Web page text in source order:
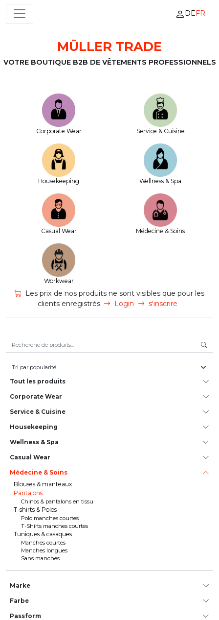
Passer au contenu
NAVIGATION PRINCIPALE DEFR
MÜLLER TRADE
VOTRE BOUTIQUE B2B DE VÊTEMENTS PROFESSIONNELS
Corporate Wear Service & Cuisine
House­keeping Wellness & Spa
Casual Wear Médecine & Soins
Workwear
Les prix de nos produits ne sont visibles que pour les
clients enregistrés.
Login s'inscrire
Tout les produits
Corporate Wear
Service & Cuisine
House­keeping
Wellness & Spa
Casual Wear
Médecine & Soins
Blouses & manteaux
Pantalons
Chinos & pantalons en tissu
T-shirts & Polos
Polo manches courtes
T-Shirts manches courtes
Tuniques & casaques
Manches courtes
Manches longues
Sans manches
Marke
Farbe
Passform